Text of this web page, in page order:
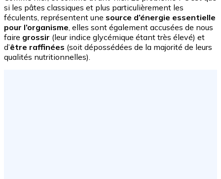
si les pâtes classiques et plus particulièrement les
féculents, représentent une source d’énergie essentielle
pour l’organisme, elles sont également accusées de nous
faire grossir (leur indice glycémique étant très élevé) et
d’être raffinées (soit dépossédées de la majorité de leurs
qualités nutritionnelles).